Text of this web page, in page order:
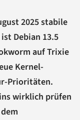
2025 stabile
Debian 13.5
auf Trixie
Kernel-
Prioritäten.
wirklich prüfen